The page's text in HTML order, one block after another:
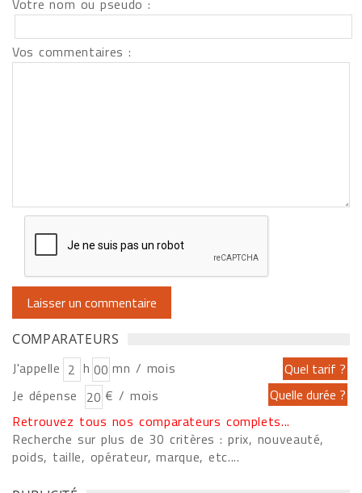
Vos commentaires :
COMPARATEURS
J'appelle h
mn / mois
Je dépense
€ / mois
Retrouvez tous nos comparateurs complets...
Recherche sur plus de 30 critères : prix, nouveauté,
poids, taille, opérateur, marque, etc....